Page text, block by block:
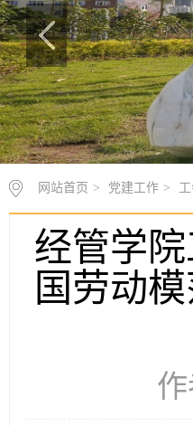
网站首页 > 党建工作 >
经管学
国劳动